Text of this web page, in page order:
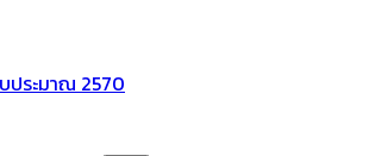
ระมาณ 2570